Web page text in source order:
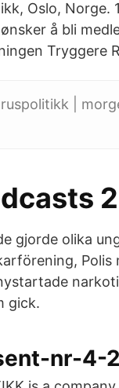
Oslo, Norge.
å bli
Tryggere
|
gjorde olika
gick.
nr-4-